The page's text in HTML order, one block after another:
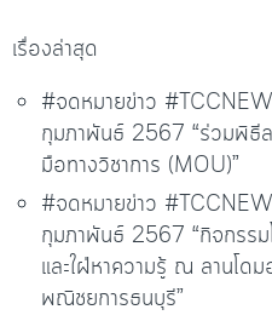
เรื่องล่าสุด
#จดหมายข่าว
กุมภาพันธ์ 2567 “ร่วมพิธี
มือทางวิชาการ (MOU)”
#จดหมายข่าว
กุมภาพันธ์ 2567 “กิจกรรม
และใฝ่หาความรู้ ณ ลานโด
พณิชยการธนบุรี”